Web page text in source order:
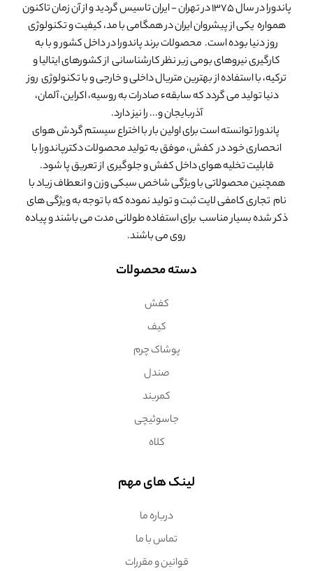
پاندورا در سال 1375 در تهران - ایران تاسیس گردید و از آن زمان تاکنون
همواره یکی از پیشروان ایران در همگامی با مد، کیفیت و تکنولوژی
روز دنیا بوده است. محصولات برند پاندورا در داخل کشور و با به
کارگیری نیروهای بومی زیر نظر کارشناسانی از کشورهای ایتالیا و
ترکیه، با استفاده از بهترین متریال داخلی و خارجی و با تکنولوژی روز
دنیا تولید می گردد که سابقهء صادرات به روسیه، اکراین، آلمان،
آذربایجان و... را نیز دارد.
پاندورا توانسته است برای اولین بار با اختراع سیستم گردش هوای
انحصاری خود در کفش، موفق به تولید محصولات دکترپاندورا با
قابلیت تخلیه هوای داخل کفش و جلوگیری از تعریق پا شود.
همچنین محصولاتی با ویژگی شاخص سبکی وزن و انعطاف زیاد با
نام تجاری کامفی لایت ثبت و تولید نموده که با توجه به ویژگی های
ذکر شده بسیار مناسب برای استفاده طولانی مدت می باشند و پیاده
روی می باشند.
دسته محصولات
کفش
کیف
پوشاک چرم
صندل
کمربند
جاسوئیچی
کلاه
لینک های مهم
درباره ما
تماس با ما
قوانین و مقررات